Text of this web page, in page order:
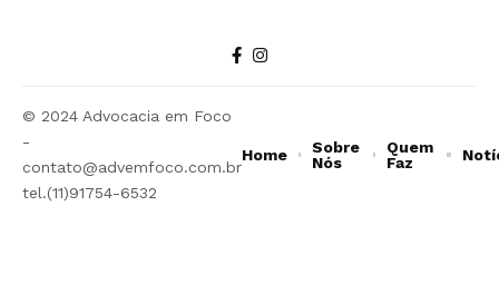
© 2024 Advocacia em Foco
-
contato@advemfoco.com.br
tel.(11)91754-6532
Home
Sobre
Nós
Quem
Faz